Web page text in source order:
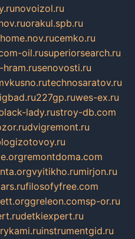
novoizol.ru
orakul.spb.ru
home.nov.rucemko.ru
oil.rusuperiorsearch.ru
hram.rusenovosti.ru
technosaratov.ru
227gp.ruwes-ex.ru
lady.rustroy-db.com
dvigremont.ru
remontdoma.com
vyitikho.rumirjon.ru
filosofyfree.com
greleon.comsp-or.ru
detkiexpert.ru
instrumentgid.ru